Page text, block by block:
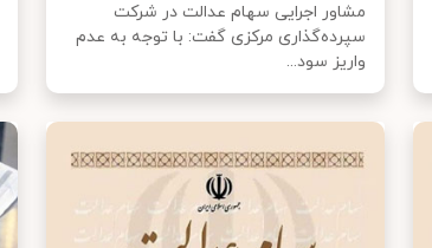
مشاور اجرایی سهام عدالت در شرکت
سپرده‌گذاری مرکزی گفت: با توجه به عدم
واریز سود...